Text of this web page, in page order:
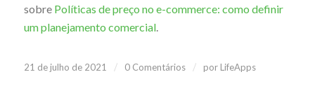
sobre Políticas de preço no e-commerce: como definir
um planejamento comercial.
21 de julho de 2021 / 0 Comentários / por LifeApps